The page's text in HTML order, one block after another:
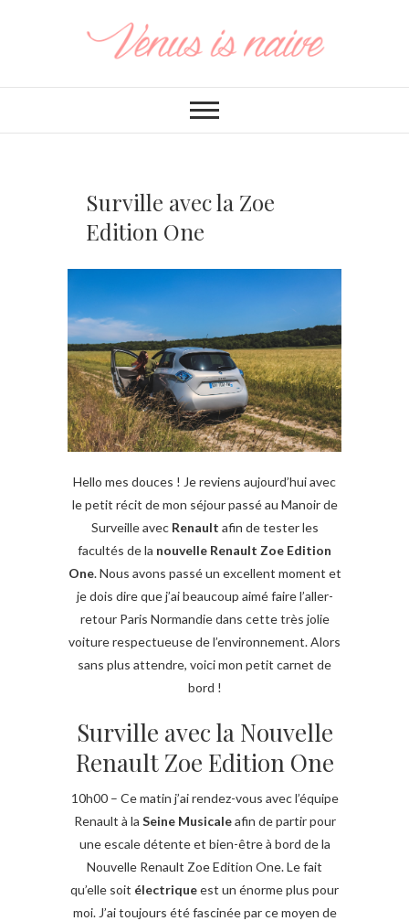
Surville avec la Zoe
Edition One
Hello mes douces ! Je reviens aujourd’hui avec
le petit récit de mon séjour passé au Manoir de
Surveille avec Renault afin de tester les
facultés de la nouvelle Renault Zoe Edition
One. Nous avons passé un excellent moment et
je dois dire que j’ai beaucoup aimé faire l’aller-
retour Paris Normandie dans cette très jolie
voiture respectueuse de l’environnement. Alors
sans plus attendre, voici mon petit carnet de
bord !
Surville avec la Nouvelle
Renault Zoe Edition One
10h00 – Ce matin j’ai rendez-vous avec l’équipe
Renault à la Seine Musicaleafin de partir pour
une escale détente et bien-être à bord de la
Nouvelle Renault Zoe Edition One. Le fait
qu’elle soit électriqueest un énorme plus pour
moi. J’ai toujours été fascinée par ce moyen de